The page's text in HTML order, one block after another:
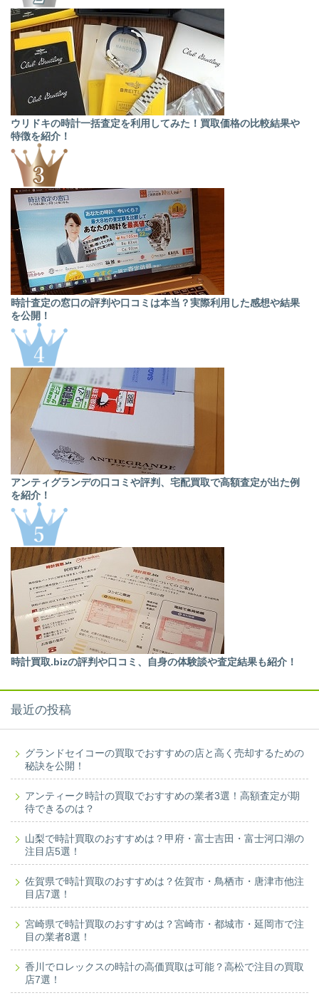
ウリドキの時計一括査定を利用してみた！買取価格の比較結果や
特徴を紹介！
時計査定の窓口の評判や口コミは本当？実際利用した感想や結果
を公開！
アンティグランデの口コミや評判、宅配買取で高額査定が出た例
を紹介！
時計買取.bizの評判や口コミ、自身の体験談や査定結果も紹介！
最近の投稿
グランドセイコーの買取でおすすめの店と高く売却するための
秘訣を公開！
アンティーク時計の買取でおすすめの業者3選！高額査定が期
待できるのは？
山梨で時計買取のおすすめは？甲府・富士吉田・富士河口湖の
注目店5選！
佐賀県で時計買取のおすすめは？佐賀市・鳥栖市・唐津市他注
目店7選！
宮崎県で時計買取のおすすめは？宮崎市・都城市・延岡市で注
目の業者8選！
香川でロレックスの時計の高価買取は可能？高松で注目の買取
店7選！